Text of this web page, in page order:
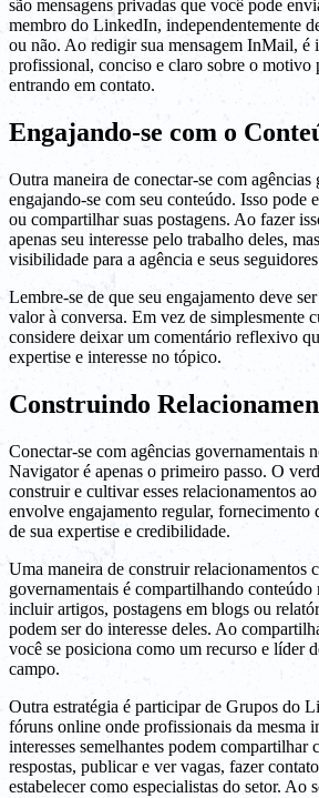
são mensagens privadas que você pode
membro do LinkedIn, independentemente
ou não. Ao redigir sua mensagem InMail, é
profissional, conciso e claro sobre o motivo
entrando em contato.
Engajando-se com o
Outra maneira de conectar-se com agências
engajando-se com seu conteúdo. Isso pode
ou compartilhar suas postagens. Ao fazer
apenas seu interesse pelo trabalho deles,
visibilidade para a agência e seus
Lembre-se de que seu engajamento deve
valor à conversa. Em vez de simplesmente
considere deixar um comentário reflexivo
expertise e interesse no tópico.
Construindo
Conectar-se com agências governamentais
Navigator é apenas o primeiro passo. O
construir e cultivar esses relacionamentos
envolve engajamento regular, fornecimento
de sua expertise e credibilidade.
Uma maneira de construir relacionamentos
governamentais é compartilhando conteúdo
incluir artigos, postagens em blogs ou
podem ser do interesse deles. Ao
você se posiciona como um recurso e líder
campo.
Outra estratégia é participar de Grupos do
fóruns online onde profissionais da mesma
interesses semelhantes podem compartilhar
respostas, publicar e ver vagas, fazer
estabelecer como especialistas do setor. Ao